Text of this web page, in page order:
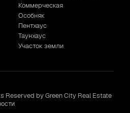
Коммерческая
Особняк
Пентхаус
Таунхаус
Участок земли
Reserved by Green City Real Estate